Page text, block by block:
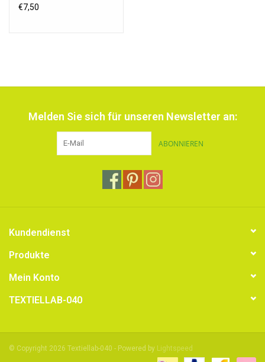
€7,50
Melden Sie sich für unseren Newsletter an:
ABONNIEREN
Kundendienst
Produkte
Mein Konto
TEXTIELLAB-040
© Copyright 2026 Textiellab-040 - Powered by Lightspeed